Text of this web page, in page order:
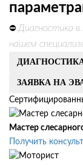
⛔ Диагностика
нашем
Мастер
Получить